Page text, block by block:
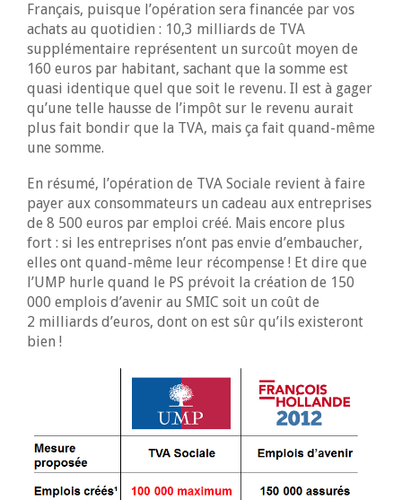
Français, puisque l’opération sera financée par vos
achats au quotidien : 10,3 milliards de TVA
supplémentaire représentent un surcoût moyen de
160 euros par habitant, sachant que la somme est
quasi identique quel que soit le revenu. Il est à gager
qu’une telle hausse de l’impôt sur le revenu aurait
plus fait bondir que la TVA, mais ça fait quand-même
une somme.
En résumé, l’opération de TVA Sociale revient à faire
payer aux consommateurs un cadeau aux entreprises
de 8 500 euros par emploi créé. Mais encore plus
fort : si les entreprises n’ont pas envie d’embaucher,
elles ont quand-même leur récompense ! Et dire que
l’UMP hurle quand le PS prévoit la création de 150
000 emplois d’avenir au SMIC soit un coût de
2 milliards d’euros, dont on est sûr qu’ils existeront
bien !